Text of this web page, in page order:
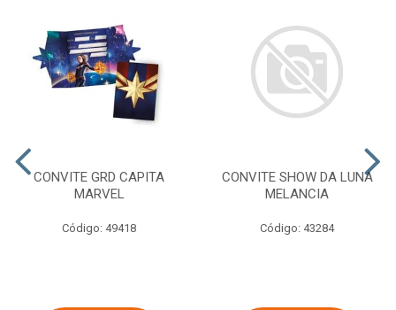
CONVITE GRD CAPITA
MARVEL
Código: 49418
CONVITE SHOW DA LUNA
MELANCIA
Código: 43284